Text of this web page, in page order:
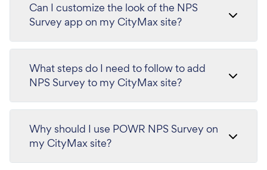
Can I customize the look of the NPS
Survey app on my CityMax site?
What steps do I need to follow to add
NPS Survey to my CityMax site?
Why should I use POWR NPS Survey on
my CityMax site?